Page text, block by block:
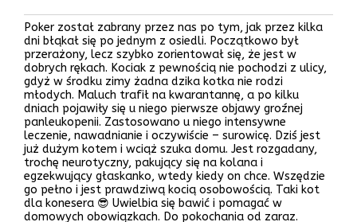
Poker został zabrany przez nas po tym, jak przez kilka
dni błąkał się po jednym z osiedli. Początkowo był
przerażony, lecz szybko zorientował się, że jest w
dobrych rękach. Kociak z pewnością nie pochodzi z ulicy,
gdyż w środku zimy żadna dzika kotka nie rodzi
młodych. Maluch trafił na kwarantannę, a po kilku
dniach pojawiły się u niego pierwsze objawy groźnej
panleukopenii. Zastosowano u niego intensywne
leczenie, nawadnianie i oczywiście – surowicę. Dziś jest
już dużym kotem i wciąż szuka domu. Jest rozgadany,
trochę neurotyczny, pakujący się na kolana i
egzekwujący głaskanko, wtedy kiedy on chce. Wszędzie
go pełno i jest prawdziwą kocią osobowością. Taki kot
dla konesera 😎 Uwielbia się bawić i pomagać w
domowych obowiązkach. Do pokochania od zaraz.